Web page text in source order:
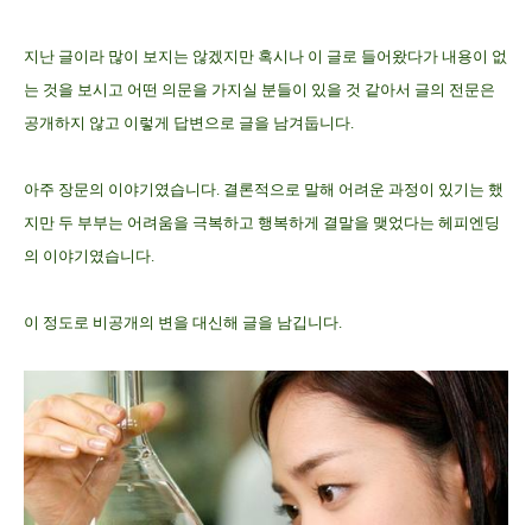
지난 글이라 많이 보지는 않겠지만 혹시나 이 글로 들어왔다가 내용이 없
는 것을 보시고 어떤 의문을 가지실 분들이 있을 것 같아서 글의 전문은
공개하지 않고 이렇게 답변으로 글을 남겨둡니다.
아주 장문의 이야기였습니다. 결론적으로 말해 어려운 과정이 있기는 했
지만 두 부부는 어려움을 극복하고 행복하게 결말을 맺었다는 헤피엔딩
의 이야기였습니다.
이 정도로 비공개의 변을 대신해 글을 남깁니다.